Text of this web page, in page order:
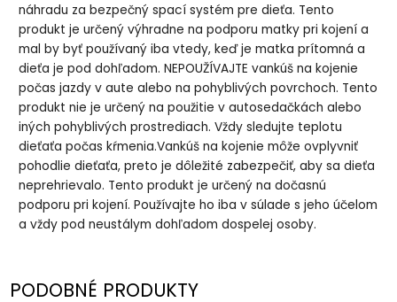
náhradu za bezpečný spací systém pre dieťa. Tento
produkt je určený výhradne na podporu matky pri kojení a
mal by byť používaný iba vtedy, keď je matka prítomná a
dieťa je pod dohľadom. NEPOUŽÍVAJTE vankúš na kojenie
počas jazdy v aute alebo na pohyblivých povrchoch. Tento
produkt nie je určený na použitie v autosedačkách alebo
iných pohyblivých prostrediach. Vždy sledujte teplotu
dieťaťa počas kŕmenia.Vankúš na kojenie môže ovplyvniť
pohodlie dieťaťa, preto je dôležité zabezpečiť, aby sa dieťa
neprehrievalo. Tento produkt je určený na dočasnú
podporu pri kojení. Používajte ho iba v súlade s jeho účelom
a vždy pod neustálym dohľadom dospelej osoby.
PODOBNÉ PRODUKTY